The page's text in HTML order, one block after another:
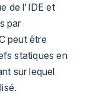
de l'IDE et
par
peut être
statiques en
sur lequel